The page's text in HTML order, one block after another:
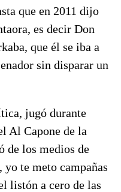
que en 2011 dijo
es decir Don
que él se iba a
sin disparar un
jugó durante
Al Capone de la
de los medios de
te meto campañas
listón a cero de las